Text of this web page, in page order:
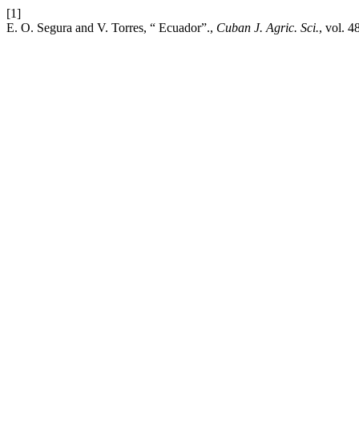
[1]
E. O. Segura and V. Torres, “ Ecuador”., Cuban J. Agric. Sci., vol.